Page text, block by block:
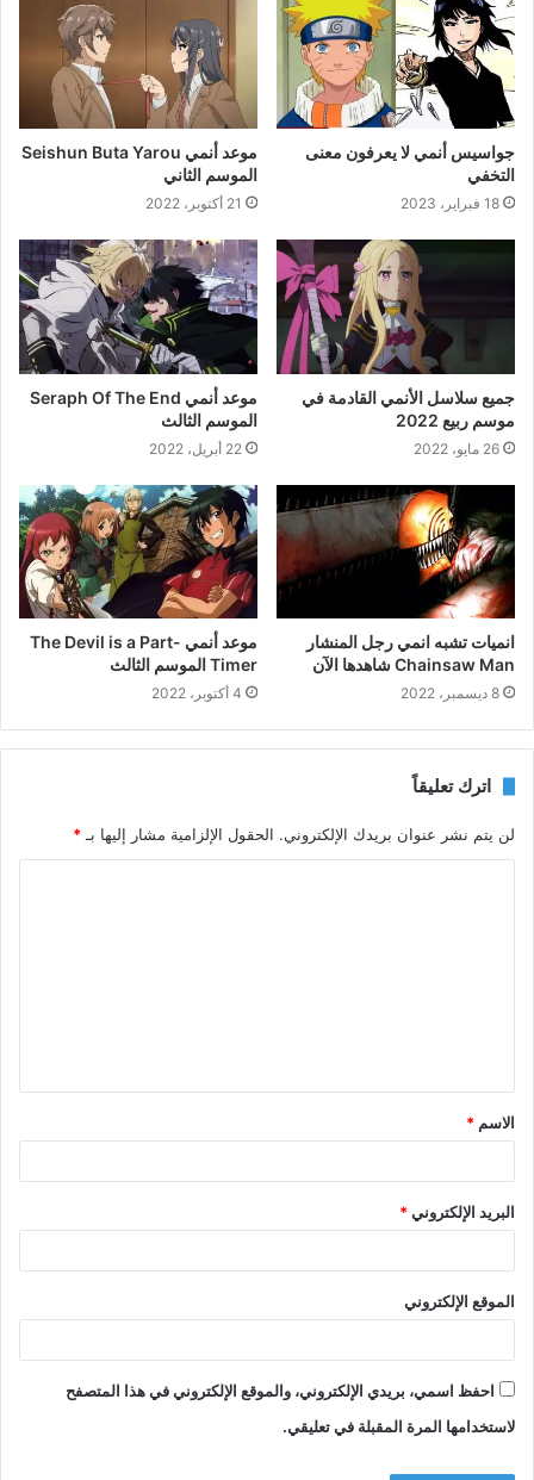
جواسيس أنمي لا يعرفون معنى
التخفي
18 فبراير، 2023
موعد أنمي Seishun Buta Yarou
الموسم الثاني
21 أكتوبر، 2022
جميع سلاسل الأنمي القادمة في
موسم ربيع 2022
26 مايو، 2022
موعد أنمي Seraph Of The End
الموسم الثالث
22 أبريل، 2022
انميات تشبه انمي رجل المنشار
Chainsaw Man شاهدها الآن
8 ديسمبر، 2022
موعد أنمي The Devil is a Part-
Timer الموسم الثالث
4 أكتوبر، 2022
اترك تعليقاً
لن يتم نشر عنوان بريدك الإلكتروني. الحقول الإلزامية مشار إليها بـ*
ق
*
الاسم *
البريد الإلكتروني*
الموقع الإلكتروني
احفظ اسمي، بريدي الإلكتروني، والموقع الإلكتروني في هذا المتصفح
لاستخدامها المرة المقبلة في تعليقي.